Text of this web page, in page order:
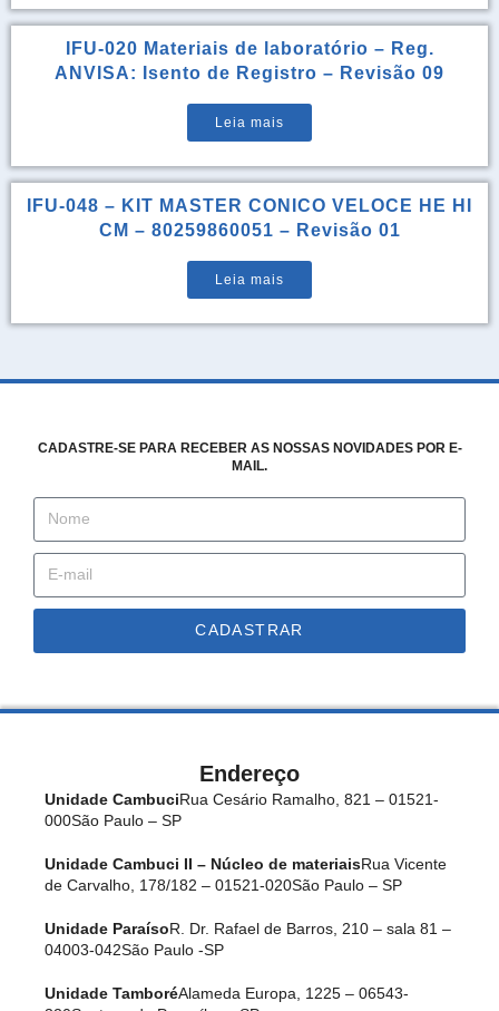
IFU-020 Materiais de laboratório – Reg.
ANVISA: Isento de Registro – Revisão 09
Leia mais
IFU-048 – KIT MASTER CONICO VELOCE HE HI
CM – 80259860051 – Revisão 01
Leia mais
CADASTRE-SE PARA RECEBER AS NOSSAS NOVIDADES POR E-
MAIL.
CADASTRAR
Endereço
Unidade CambuciRua Cesário Ramalho, 821 – 01521-
000São Paulo – SP
Unidade Cambuci II – Núcleo de materiaisRua Vicente
de Carvalho, 178/182 – 01521-020São Paulo – SP
Unidade ParaísoR. Dr. Rafael de Barros, 210 – sala 81 –
04003-042São Paulo -SP
Unidade TamboréAlameda Europa, 1225 – 06543-